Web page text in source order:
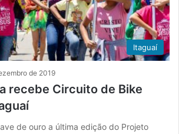
Itaguaí
de 2019
recebe Circuito de Bike
de ouro a última edição do Projeto